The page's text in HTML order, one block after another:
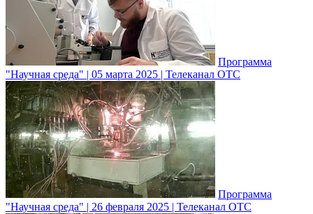
Программа
"Научная среда" | 05 марта 2025 | Телеканал ОТС
Программа
"Научная среда" | 26 февраля 2025 | Телеканал ОТС